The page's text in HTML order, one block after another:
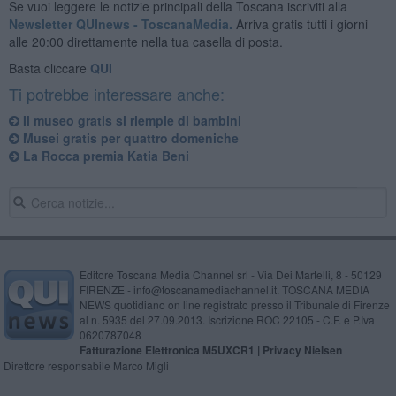
Se vuoi leggere le notizie principali della Toscana iscriviti alla
Newsletter QUInews - ToscanaMedia. Arriva gratis tutti i giorni
alle 20:00 direttamente nella tua casella di posta.
Basta cliccare QUI
Ti potrebbe interessare anche:
Il museo gratis si riempie di bambini
Musei gratis per quattro domeniche
La Rocca premia Katia Beni
Editore Toscana Media Channel srl - Via Dei Martelli, 8 - 50129
FIRENZE - info@toscanamediachannel.it. TOSCANA MEDIA
NEWS quotidiano on line registrato presso il Tribunale di Firenze
al n. 5935 del 27.09.2013. Iscrizione ROC 22105 - C.F. e P.Iva
0620787048
Fatturazione Elettronica M5UXCR1 | Privacy Nielsen
Direttore responsabile Marco Migli